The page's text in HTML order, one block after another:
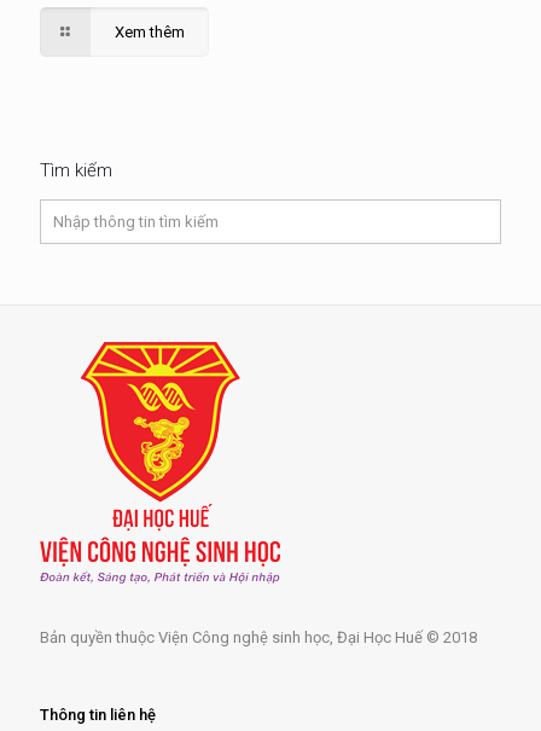
Xem thêm
Tìm kiếm
Bản quyền thuộc Viện Công nghệ sinh học, Đại Học Huế © 2018
Thông tin liên hệ